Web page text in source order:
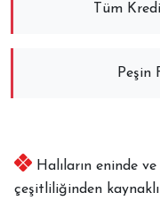
Tüm
Peşin
Halıların eninde
çeşitliliğinden kaynaklı